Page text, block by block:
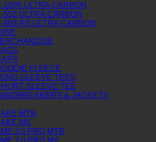
1005 ULTRA CARBON
552 ULTRA CARBON
803 RS ULTRA CARBON
FLEECE
SLEEVE TEES
SLEEVE TEE
& JACKETS
MTB
MX
2.0 PRO MTB
2.0 PRO MX